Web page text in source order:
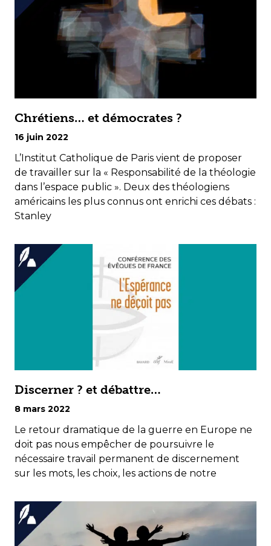
Chrétiens… et démocrates ?
16 juin 2022
L’Institut Catholique de Paris vient de proposer
de travailler sur la « Responsabilité de la théologie
dans l’espace public ». Deux des théologiens
américains les plus connus ont enrichi ces débats :
Stanley
Discerner ? et débattre…
8 mars 2022
Le retour dramatique de la guerre en Europe ne
doit pas nous empêcher de poursuivre le
nécessaire travail permanent de discernement
sur les mots, les choix, les actions de notre